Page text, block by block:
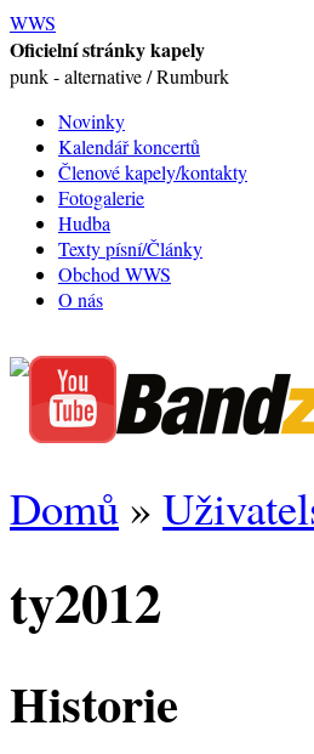
WWS
Oficielní stránky kapely
punk - alternative / Rumburk
Novinky
Kalendář koncertů
Členové kapely/kontakty
Fotogalerie
Hudba
Texty písní/Články
Obchod WWS
O nás
Domů »
ty2012
Historie